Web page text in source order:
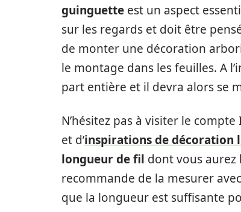
guinguette est un aspect
sur les regards et doit être
de monter une décoration
le montage dans les feuilles. A
part entière et il devra alors se
N’hésitez pas à visiter le
et d’inspirations de décoration
longueur de fil dont vous
recommande de la mesurer
que la longueur est suffisante